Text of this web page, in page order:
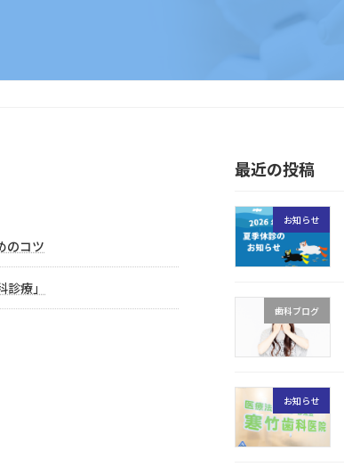
のコツ
療」
最近の投稿
お知らせ
歯科ブログ
お知らせ